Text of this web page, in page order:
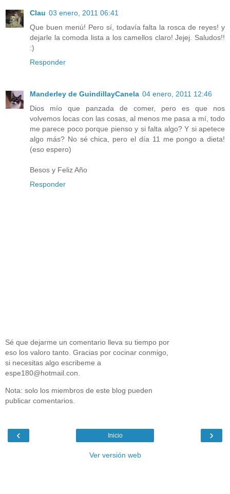
Clau 03 enero, 2011 06:41
Que buen menú! Pero sí, todavía falta la rosca de reyes! y
dejarle la comoda lista a los camellos claro! Jejej. Saludos!!
:)
Responder
Manderley de GuindillayCanela 04 enero, 2011 12:46
Dios mío que panzada de comer, pero es que nos
volvemos locas con las cosas, al menos me pasa a mí, todo
me parece poco porque pienso y si falta algo? Y si apetece
algo más? No sé chica, pero el día 11 me pongo a dieta!
(eso espero)
Besos y Feliz Año
Responder
Sé que dejarme un comentario lleva su tiempo por
eso los valoro tanto. Gracias por cocinar conmigo,
si necesitas algo escribeme a
espe180@hotmail.con.
Nota: solo los miembros de este blog pueden
publicar comentarios.
‹ ›
Inicio
Ver versión web